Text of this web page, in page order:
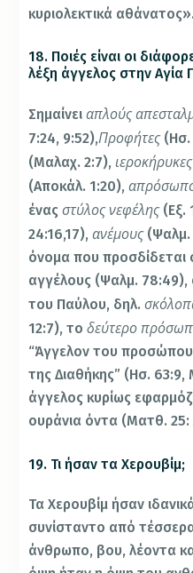
κυριολεκτικά αθάνατος».
18. Ποιές είναι οι
λέξη άγγελος στην Αγία
Σημαίνειαπλούς
7:24, 9:52),Προφήτες (Ησ.
(Μαλαχ. 2:7),
(Αποκάλ. 1:20),
έναςστύλος νεφέλης(Εξ.
24:16,17),ανέμους(Ψαλμ.
όνομα που προσδίδεται
αγγέλους (Ψαλμ. 78:49),
του Παύλου, δηλ.
12:7), τοδεύτερο
“Άγγελον του προσώπου
της Διαθήκης” (Ησ.
άγγελος κυρίως
ουράνια όντα (Ματθ. 25:
19. Τι ήσαν τα Χερουβίμ;
Τα Χερουβίμ ήσαν
συνίσταντο από
άνθρωπο, βου, λέοντα